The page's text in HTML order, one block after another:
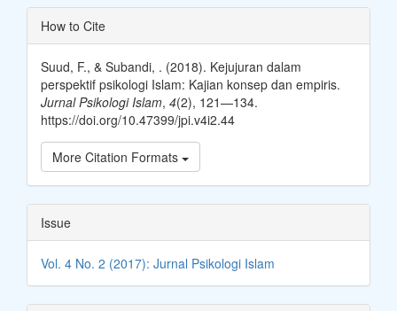
Article
Details
How to Cite
Suud, F., & Subandi, . (2018). Kejujuran dalam
perspektif psikologi Islam: Kajian konsep dan empiris.
Jurnal Psikologi Islam, 4(2), 121—134.
https://doi.org/10.47399/jpi.v4i2.44
More Citation Formats
Issue
Vol. 4 No. 2 (2017): Jurnal Psikologi Islam